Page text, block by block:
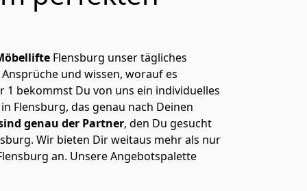
Flensburg unser tägliches
und wissen, worauf es
bekommst Du von uns ein individuelles
Flensburg, das genau nach Deinen
genau der Partner, den Du gesucht
Wir bieten Dir weitaus mehr als nur
an. Unsere Angebotspalette